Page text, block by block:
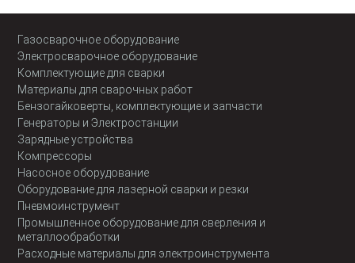
Газосварочное оборудование
Электросварочное оборудование
Комплектующие для сварки
Материалы для сварочных работ
Бензогайковерты, комплектующие и запчасти
Генераторы и Электростанции
Зарядные устройства
Компрессоры
Насосное оборудование
Оборудование для лазерной сварки и резки
Пневмоинструмент
Промышленное оборудование для сверления и
металлообработки
Расходные материалы для электроинструмента